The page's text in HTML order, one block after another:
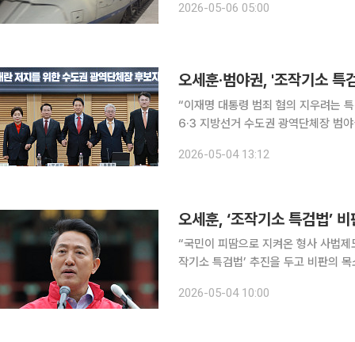
는 각 정당이 공약을 가지고 경쟁함으
2026-05-06 05:00
오세훈·범야권, '조작기소
“이재명 대통령 범죄 혐의 지우려는 특검법⋯법치 파괴 행
6·3 지방선거 수도권 광역단체장 범
데 대해서 "국민이나 당의 의견을 물
2026-05-04 13:12
오세훈, ‘조작기소 특검법’
“국민이 피땀으로 지켜온 형사 사법제도 뿌리째 흔드는 폭거
작기소 특검법’ 추진을 두고 비판의
상규명 특검법’은 피고인이 자기 사
2026-05-04 10:00